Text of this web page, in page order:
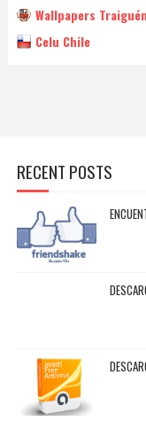
Wallpapers Traiguén
Celu Chile
RECENT POSTS